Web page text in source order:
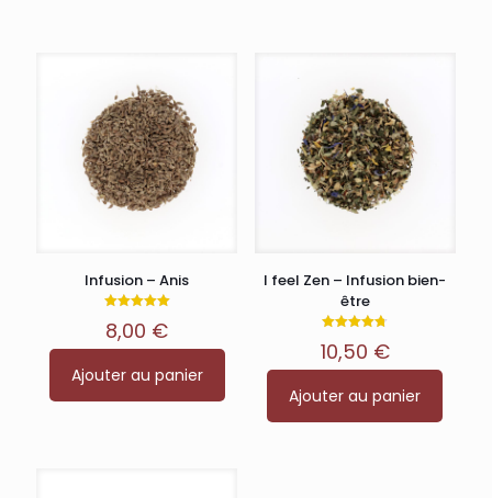
Infusion – Anis
5.00
sur 5
8,00 €
Ajouter au panier
I feel Zen – Infusion bien-
être
4.75
sur 5
10,50 €
Ajouter au panier